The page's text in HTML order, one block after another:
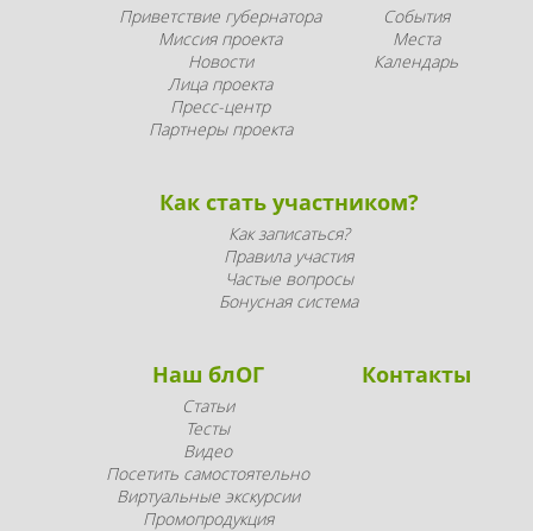
Приветствие губернатора
Миссия проекта
Новости
Лица проекта
Пресс-центр
Партнеры проекта
События
Места
Календарь
Как стать участником?
Как записаться?
Правила участия
Частые вопросы
Бонусная система
Наш блОГ
Статьи
Тесты
Видео
Посетить самостоятельно
Виртуальные экскурсии
Промопродукция
Контакты